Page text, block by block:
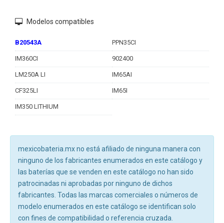
Modelos compatibles
B20543A PPN35CI
IM360CI 902400
LM250A LI IM65AI
CF325LI IM65I
IM350 LITHIUM
mexicobateria.mx no está afiliado de ninguna manera con
ninguno de los fabricantes enumerados en este catálogo y
las baterías que se venden en este catálogo no han sido
patrocinadas ni aprobadas por ninguno de dichos
fabricantes. Todas las marcas comerciales o números de
modelo enumerados en este catálogo se identifican solo
con fines de compatibilidad o referencia cruzada.